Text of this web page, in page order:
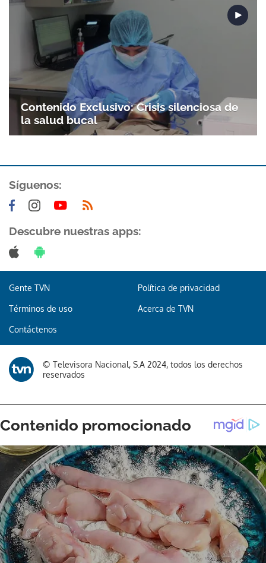
Contenido Exclusivo: Crisis silenciosa de
la salud bucal
Síguenos:
Descubre nuestras apps:
Gente TVN Política de privacidad
Términos de uso Acerca de TVN
Contáctenos
© Televisora Nacional, S.A 2024, todos los derechos
reservados